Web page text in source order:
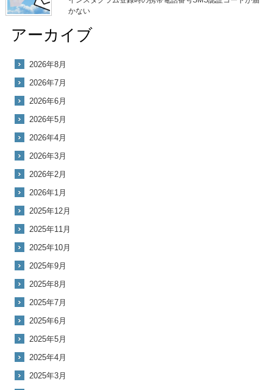
かない
アーカイブ
2026年8月
2026年7月
2026年6月
2026年5月
2026年4月
2026年3月
2026年2月
2026年1月
2025年12月
2025年11月
2025年10月
2025年9月
2025年8月
2025年7月
2025年6月
2025年5月
2025年4月
2025年3月